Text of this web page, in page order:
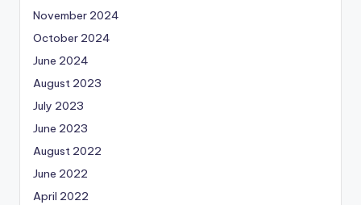
November 2024
October 2024
June 2024
August 2023
July 2023
June 2023
August 2022
June 2022
April 2022